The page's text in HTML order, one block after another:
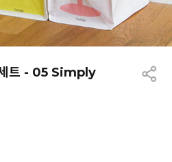
트 - 05 Simply